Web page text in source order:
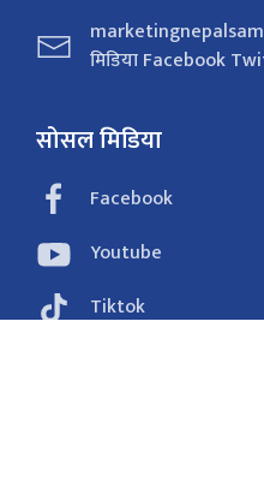
मिडिया Facebook
सोसल मिडिया
Facebook
Youtube
Tiktok